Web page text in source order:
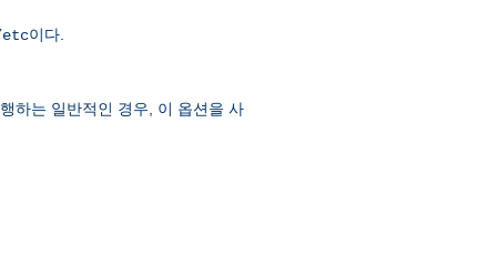
이다.
하는 일반적인 경우, 이 옵션을 사